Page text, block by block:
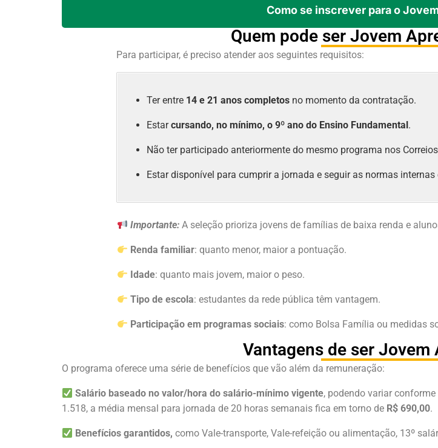
Como se inscrever para o
Quem pode ser Jovem
Para participar, é preciso atender aos seguintes requisitos:
Ter entre 14 e 21 anos completos no momento da contratação.
Estarcursando, no mínimo, o 9º ano do Ensino Fundamental.
Não ter participado anteriormente do mesmo programa nos
Estar disponível para cumprir a jornada e seguir as normas internas
Importante:A seleção prioriza jovens de famílias de baixa renda e
Renda familiar: quanto menor, maior a pontuação.
Idade: quanto mais jovem, maior o peso.
Tipo de escola: estudantes da rede pública têm vantagem.
Participação em programas sociais: como Bolsa Família ou medidas
Vantagens de ser Jovem
O programa oferece uma série de benefícios que vão além da remuneração:
Salário baseado no valor/hora do salário-mínimo vigente, podendo variar
1.518, a média mensal para jornada de 20 horas semanais fica em torno de R$ 690,00.
Benefícios garantidos,como Vale-transporte, Vale-refeição ou alimentação, 13º